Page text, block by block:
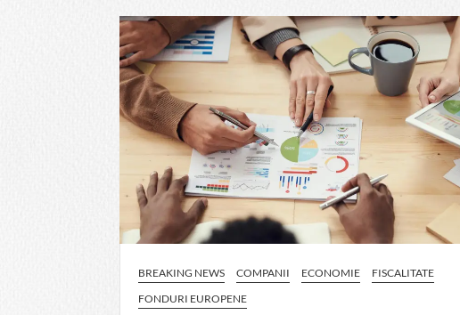
BREAKING NEWS COMPANII ECONOMIE
FISCALITATE
FONDURI EUROPENE